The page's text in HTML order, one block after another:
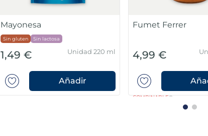
Mayonesa
Sin gluten Sin lactosa
1,49 € Unidad 220 ml
Añadir
Fumet Ferrer
4,99 €
COMBINABLE